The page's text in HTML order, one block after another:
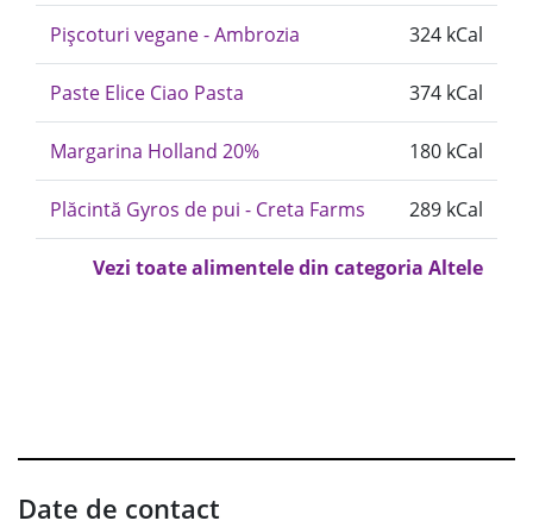
Pișcoturi vegane - Ambrozia 324 kCal
Paste Elice Ciao Pasta 374 kCal
Margarina Holland 20% 180 kCal
Plăcintă Gyros de pui - Creta Farms 289 kCal
Vezi toate alimentele din categoria Altele
Date de contact